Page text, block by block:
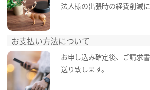
法人様の出張時の経費削減に
お支払い方法について
お申し込み確定後、ご請求
送り致します。